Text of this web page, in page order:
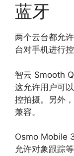
蓝牙
两个云台都允
台对手机进行控
智云 Smooth
这允许用户可
控拍摄。另外
兼容。
Osmo Mobile
允许对象跟踪